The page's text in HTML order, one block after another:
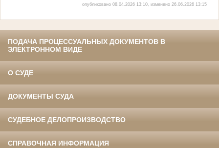
опубликовано 08.04.2026 13:10, изменено 26.06.2026 13:15
ПОДАЧА ПРОЦЕССУАЛЬНЫХ ДОКУМЕНТОВ В
ЭЛЕКТРОННОМ ВИДЕ
О СУДЕ
ДОКУМЕНТЫ СУДА
СУДЕБНОЕ ДЕЛОПРОИЗВОДСТВО
СПРАВОЧНАЯ ИНФОРМАЦИЯ